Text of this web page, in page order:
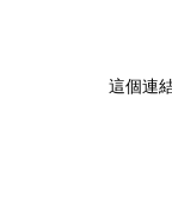
這個連